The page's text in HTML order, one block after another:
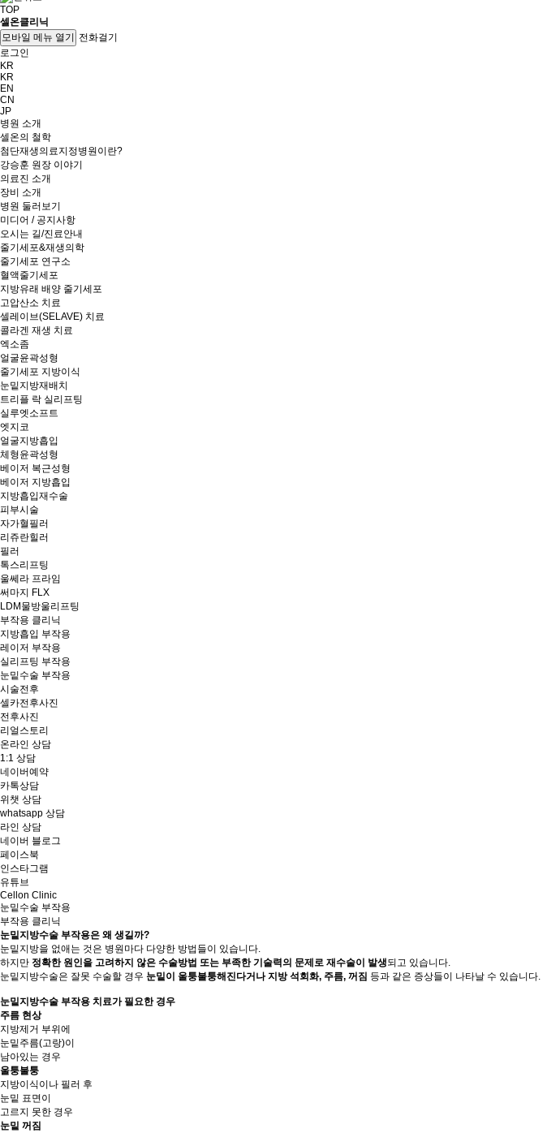
TOP
셀온클리닉
모바일 메뉴 열기
전화걸기
로그인
KR
KR
EN
CN
JP
병원 소개
셀온의 철학
첨단재생의료지정병원이란?
강승훈 원장 이야기
의료진 소개
장비 소개
병원 둘러보기
미디어 / 공지사항
오시는 길/진료안내
줄기세포&재생의학
줄기세포 연구소
혈액줄기세포
지방유래 배양 줄기세포
고압산소 치료
셀레이브(SELAVE) 치료
콜라겐 재생 치료
엑소좀
얼굴윤곽성형
줄기세포 지방이식
눈밑지방재배치
트리플 락 실리프팅
실루엣소프트
엣지코
얼굴지방흡입
체형윤곽성형
베이저 복근성형
베이저 지방흡입
지방흡입재수술
피부시술
자가혈필러
리쥬란힐러
필러
톡스리프팅
울쎄라 프라임
써마지 FLX
LDM물방울리프팅
부작용 클리닉
지방흡입 부작용
레이저 부작용
실리프팅 부작용
눈밑수술 부작용
시술전후
셀카전후사진
전후사진
리얼스토리
온라인 상담
1:1 상담
네이버예약
카톡상담
위챗 상담
whatsapp 상담
라인 상담
네이버 블로그
페이스북
인스타그램
유튜브
Cellon Clinic
눈밑수술 부작용
부작용 클리닉
눈밑지방수술 부작용은 왜 생길까?
눈밑지방을 없애는 것은 병원마다 다양한 방법들이 있습니다.
하지만 정확한 원인을 고려하지 않은 수술방법 또는 부족한 기술력의 문제로 재수술이 발생되고 있습니다.
눈밑지방수술은 잘못 수술할 경우 눈밑이 울퉁불퉁해진다거나 지방 석회화, 주름, 꺼짐 등과 같은 증상들이 나타날 수 있습니다.
눈밑지방수술 부작용 치료가 필요한 경우
주름 현상
지방제거 부위에
눈밑주름(고랑)이
남아있는 경우
울퉁불퉁
지방이식이나 필러 후
눈밑 표면이
고르지 못한 경우
눈밑 꺼짐